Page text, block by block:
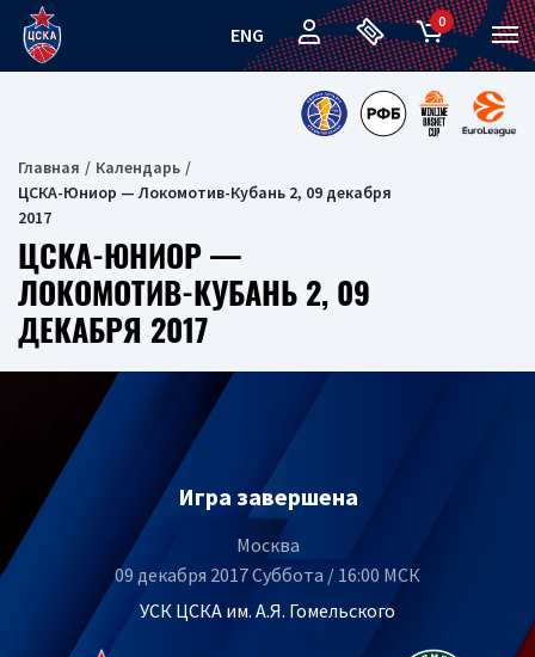
ENG
0
Главная
Календарь
ЦСКА-Юниор — Локомотив-Кубань 2, 09 декабря
2017
ЦСКА-ЮНИОР —
ЛОКОМОТИВ-КУБАНЬ 2, 09
ДЕКАБРЯ 2017
Игра завершена
Москва
09 декабря 2017 Суббота / 16:00 МСК
УСК ЦСКА им. А.Я. Гомельского